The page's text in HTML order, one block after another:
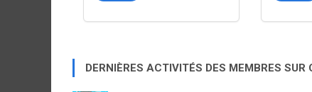
DERNIÈRES ACTIVITÉS DES MEMBRES SUR